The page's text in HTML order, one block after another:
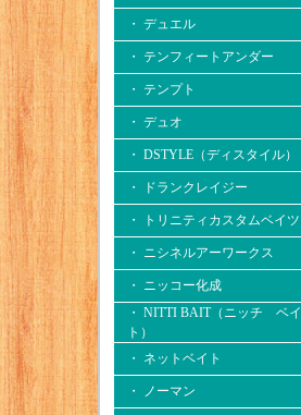
・ デュエル
・ テンフィートアンダー
・ テンプト
・ デュオ
・ DSTYLE（ディスタイル）
・ ドランクレイジー
・ トリニティカスタムベイツ
・ ニシネルアーワークス
・ ニッコー化成
・ NITTI BAIT（ニッチ ベイ
ト）
・ ネットベイト
・ ノーマン